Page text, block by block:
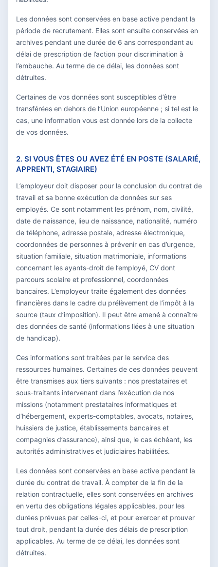
Les données sont conservées en base active pendant la
période de recrutement. Elles sont ensuite conservées en
archives pendant une durée de 6 ans correspondant au
délai de prescription de l’action pour discrimination à
l’embauche. Au terme de ce délai, les données sont
détruites.
Certaines de vos données sont susceptibles d’être
transférées en dehors de l’Union européenne ; si tel est le
cas, une information vous est donnée lors de la collecte
de vos données.
2. SI VOUS ÊTES OU AVEZ ÉTÉ EN POSTE (SALARIÉ,
APPRENTI, STAGIAIRE)
L’employeur doit disposer pour la conclusion du contrat de
travail et sa bonne exécution de données sur ses
employés. Ce sont notamment les prénom, nom, civilité,
date de naissance, lieu de naissance, nationalité, numéro
de téléphone, adresse postale, adresse électronique,
coordonnées de personnes à prévenir en cas d’urgence,
situation familiale, situation matrimoniale, informations
concernant les ayants-droit de l’employé, CV dont
parcours scolaire et professionnel, coordonnées
bancaires. L’employeur traite également des données
financières dans le cadre du prélèvement de l’impôt à la
source (taux d’imposition). Il peut être amené à connaître
des données de santé (informations liées à une situation
de handicap).
Ces informations sont traitées par le service des
ressources humaines. Certaines de ces données peuvent
être transmises aux tiers suivants : nos prestataires et
sous-traitants intervenant dans l’exécution de nos
missions (notamment prestataires informatiques et
d’hébergement, experts-comptables, avocats, notaires,
huissiers de justice, établissements bancaires et
compagnies d’assurance), ainsi que, le cas échéant, les
autorités administratives et judiciaires habilitées.
Les données sont conservées en base active pendant la
durée du contrat de travail. À compter de la fin de la
relation contractuelle, elles sont conservées en archives
en vertu des obligations légales applicables, pour les
durées prévues par celles-ci, et pour exercer et prouver
tout droit, pendant la durée des délais de prescription
applicables. Au terme de ce délai, les données sont
détruites.